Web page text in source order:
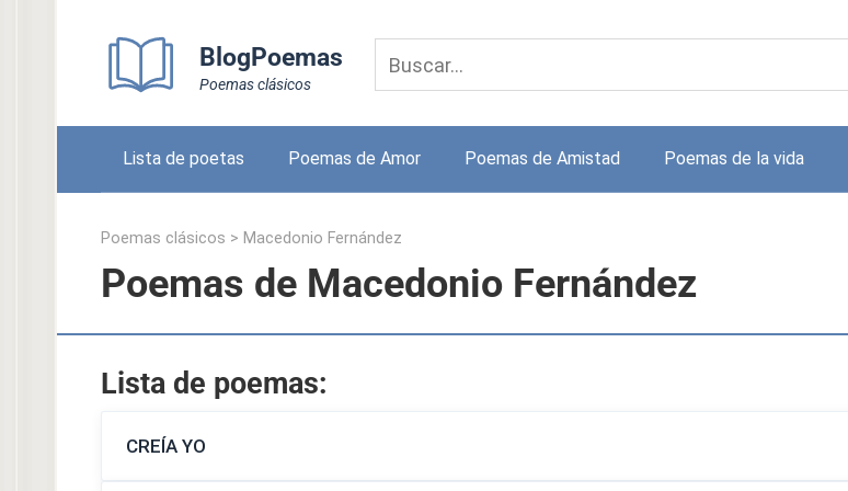
BlogPoemas
Poemas clásicos
Lista de poetas Poemas de Amor Poemas de Amistad Poemas de la vida
Poemas clásicos > Macedonio Fernández
Poemas de Macedonio Fernández
Lista de poemas:
CREÍA YO